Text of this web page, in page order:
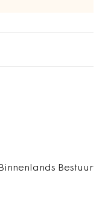
Bestuur